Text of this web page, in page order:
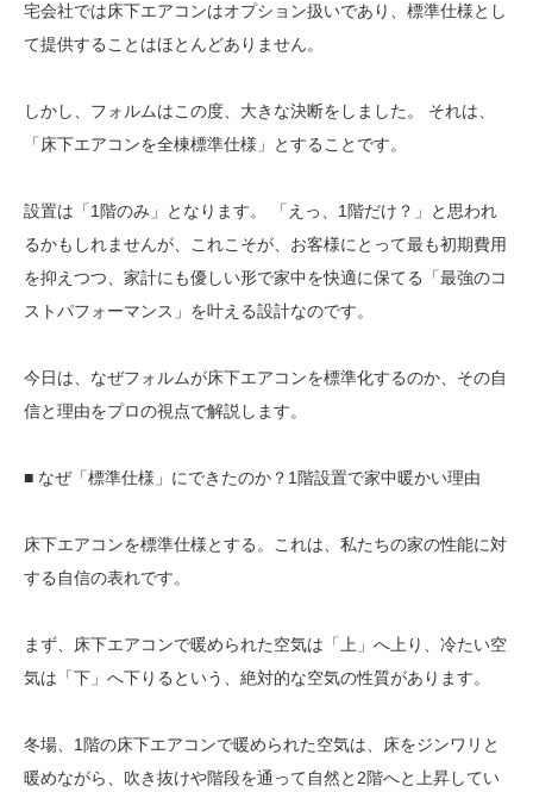
宅会社では床下エアコンはオプション扱いであり、標準仕様とし
て提供することはほとんどありません。
しかし、フォルムはこの度、大きな決断をしました。 それは、
「床下エアコンを全棟標準仕様」とすることです。
設置は「1階のみ」となります。 「えっ、1階だけ？」と思われ
るかもしれませんが、これこそが、お客様にとって最も初期費用
を抑えつつ、家計にも優しい形で家中を快適に保てる「最強のコ
ストパフォーマンス」を叶える設計なのです。
今日は、なぜフォルムが床下エアコンを標準化するのか、その自
信と理由をプロの視点で解説します。
■ なぜ「標準仕様」にできたのか？1階設置で家中暖かい理由
床下エアコンを標準仕様とする。これは、私たちの家の性能に対
する自信の表れです。
まず、床下エアコンで暖められた空気は「上」へ上り、冷たい空
気は「下」へ下りるという、絶対的な空気の性質があります。
冬場、1階の床下エアコンで暖められた空気は、床をジンワリと
暖めながら、吹き抜けや階段を通って自然と2階へと上昇してい